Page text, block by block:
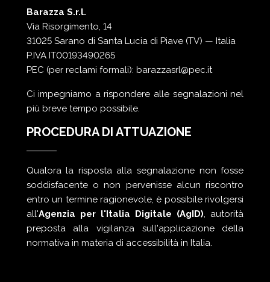
Barazza S.r.l.
Via Risorgimento, 14
31025 Sarano di Santa Lucia di Piave (TV) — Italia
P.IVA IT00193490265
PEC (per reclami formali): barazzasrl@pec.it
Ci impegniamo a rispondere alle segnalazioni nel
più breve tempo possibile.
PROCEDURA DI ATTUAZIONE
Qualora la risposta alla segnalazione non fosse
soddisfacente o non pervenisse alcun riscontro
entro un termine ragionevole, è possibile rivolgersi
all'Agenzia per l'Italia Digitale (AgID), autorità
preposta alla vigilanza sull'applicazione della
normativa in materia di accessibilità in Italia.